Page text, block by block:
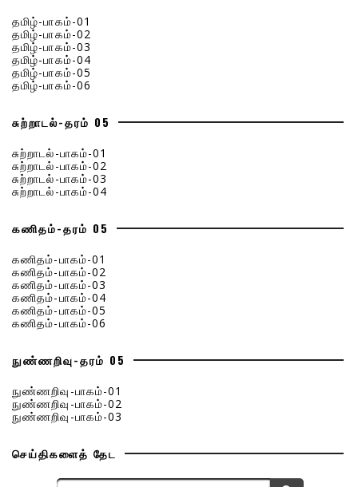
தமிழ்-பாகம்-01
தமிழ்-பாகம்-02
தமிழ்-பாகம்-03
தமிழ்-பாகம்-04
தமிழ்-பாகம்-05
தமிழ்-பாகம்-06
சுற்றாடல்-தரம் 05
சுற்றாடல்-பாகம்-01
சுற்றாடல்-பாகம்-02
சுற்றாடல்-பாகம்-03
சுற்றாடல்-பாகம்-04
கணிதம்-தரம் 05
கணிதம்-பாகம்-01
கணிதம்-பாகம்-02
கணிதம்-பாகம்-03
கணிதம்-பாகம்-04
கணிதம்-பாகம்-05
கணிதம்-பாகம்-06
நுண்ணறிவு-தரம் 05
நுண்ணறிவு-பாகம்-01
நுண்ணறிவு-பாகம்-02
நுண்ணறிவு-பாகம்-03
செய்திகளைத் தேட